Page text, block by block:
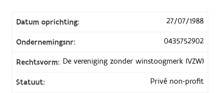
Datum oprichting: 27/07/1988
Ondernemingsnr: 0435752902
Rechtsvorm: De vereniging zonder winstoogmerk (VZW)
Statuut: Privé non-profit